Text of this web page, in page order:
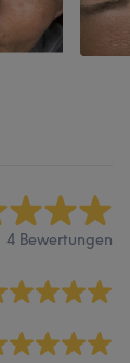
4 Bewertungen